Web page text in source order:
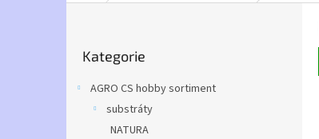
kategorie
Kategorie
AGRO CS hobby sortiment
substráty
NATURA